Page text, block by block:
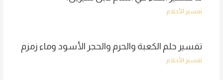
تفسير الأحلام
تفسير حلم الكعبة والحرم والحجر الأسود وماء زمزم
تفسير الأحلام